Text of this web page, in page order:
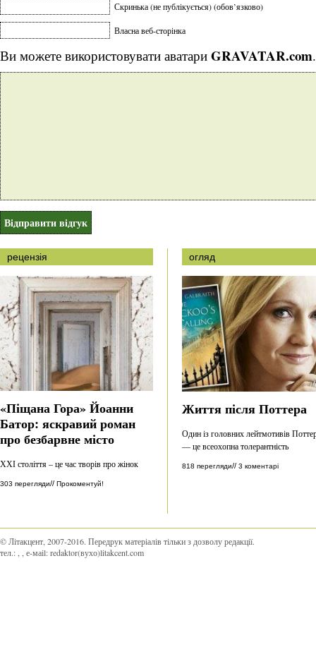
Скринька (не публікується) (обов’язково)
Власна веб-сторінка
Ви можете використовувати аватари GRAVATAR.com.
рецензія
«Піщана Гора» Йоанни
Батор: яскравий роман
про безбарвне місто
ХХІ століття – це час творів про жінок
303 перегляди// Прокоментуй!
огляд
Життя після Поттера
Один із головних лейтмотивів
— це всеохопна толерантність
818 перегляди// 3 коментарі
© Літакцент, 2007-2016. Передрук матеріалів тільки з дозволу редакції.
тел.:
, е-маіl:redaktor(вухо)litakcent.com